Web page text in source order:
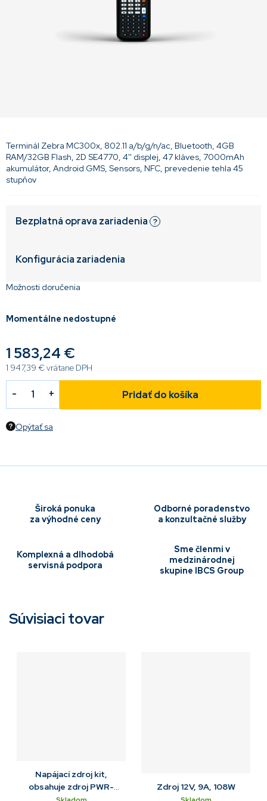
1 583,24 €
1 947,39 €vrátane DPH
Momentálne nedostupné
Bezplatná oprava zariadenia ?
Konfigurácia zariadenia
Možnosti doručenia
Pridať do košíka
Terminál Zebra MC300x, 802.11 a/b/g/n/ac, Bluetooth, 4GB
RAM/32GB Flash, 2D SE4770, 4'' displej, 47 kláves, 7000mAh
akumulátor, Android GMS, Sensors, NFC, prevedenie tehla 45
stupňov
Opýtať sa
Široká ponuka
za výhodné ceny
Odborné poradenstvo
a konzultačné služby
Komplexná a dlhodobá
servisná podpora
Sme členmi v
medzinárodnej
skupine IBCS Group
Súvisiaci tovar
Napájací zdroj kit,
obsahuje zdroj PWR-
Zdroj 12V, 9A, 108W